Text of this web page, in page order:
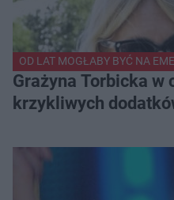
OD LAT MOGŁABY BYĆ NA
Grażyna Torbicka
krzykliwych